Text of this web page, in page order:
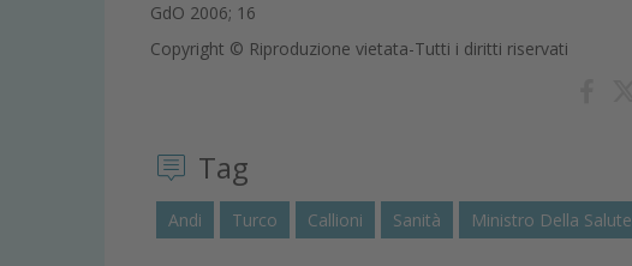
GdO 2006; 16
Copyright © Riproduzione vietata-Tutti i diritti riservati
Tag
Andi Turco Callioni Sanità Ministro Della Salute